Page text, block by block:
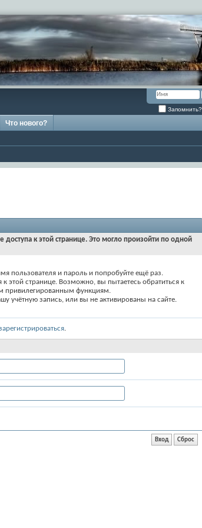
Запомнить?
Что нового?
доступа к этой странице. Это могло произойти по одной
пользователя и пароль и попробуйте ещё раз.
этой странице. Возможно, вы пытаетесь обратиться к
привилегированным функциям.
учётную запись, или вы не активированы на сайте.
.